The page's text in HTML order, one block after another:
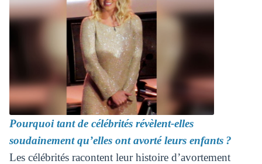
Pourquoi tant de célébrités révèlent-elles
soudainement qu’elles ont avorté leurs enfants ?
Les célébrités racontent leur histoire d’avortement